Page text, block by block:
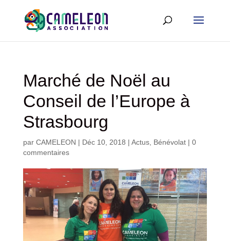
Marché de Noël au
Conseil de l’Europe à
Strasbourg
par CAMELEON | Déc 10, 2018 | Actus, Bénévolat| 0
commentaires